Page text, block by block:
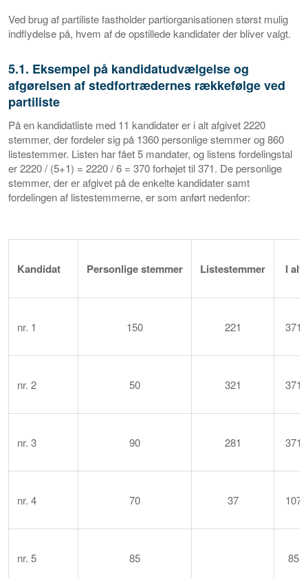
Ved brug af partiliste fastholder partiorganisationen størst mulig
indflydelse på, hvem af de opstillede kandidater der bliver valgt.
5.1. Eksempel på kandidatudvælgelse og
afgørelsen af stedfortrædernes rækkefølge ved
partiliste
På en kandidatliste med 11 kandidater er i alt afgivet 2220
stemmer, der fordeler sig på 1360 personlige stemmer og 860
listestemmer. Listen har fået 5 mandater, og listens fordelingstal
er 2220 / (5+1) = 2220 / 6 = 370 forhøjet til 371. De personlige
stemmer, der er afgivet på de enkelte kandidater samt
fordelingen af listestemmerne, er som anført nedenfor:
Kandidat Personligestemmer Listestemmer I alt
nr. 1 150 221 371
nr. 2 50 321 371
nr. 3 90 281 371
nr. 4 70 37 107
nr. 5 85 85